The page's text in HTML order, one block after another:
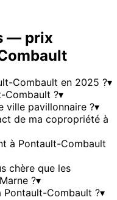
— prix
Combault en 2025 ?▾
Combault ?▾
ville pavillonnaire ?▾
de ma copropriété à
à Pontault-Combault
chère que les
?▾
Pontault-Combault ?▾